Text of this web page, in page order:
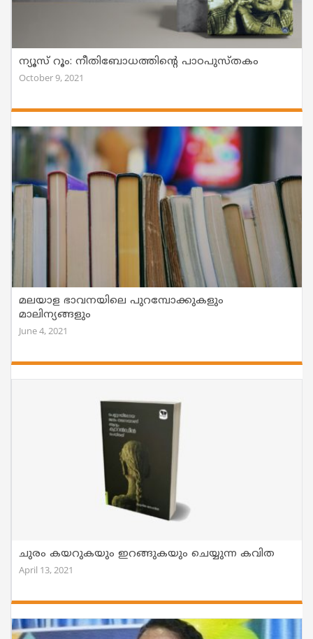
ന്യൂസ് റൂം: നീതിബോധത്തിന്റെ പാഠപുസ്തകം
October 9, 2021
മലയാള ഭാവനയിലെ പുറമ്പോക്കുകളും
മാലിന്യങ്ങളും
June 4, 2021
ചുരം കയറുകയും ഇറങ്ങുകയും ചെയ്യുന്ന കവിത
April 13, 2021